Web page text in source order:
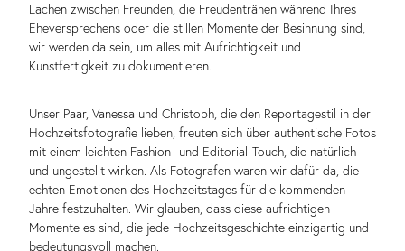
Lachen zwischen Freunden, die Freudentränen während Ihres
Eheversprechens oder die stillen Momente der Besinnung sind,
wir werden da sein, um alles mit Aufrichtigkeit und
Kunstfertigkeit zu dokumentieren.
Unser Paar, Vanessa und Christoph, die den Reportagestil in der
Hochzeitsfotografie lieben, freuten sich über authentische Fotos
mit einem leichten Fashion- und Editorial-Touch, die natürlich
und ungestellt wirken. Als Fotografen waren wir dafür da, die
echten Emotionen des Hochzeitstages für die kommenden
Jahre festzuhalten. Wir glauben, dass diese aufrichtigen
Momente es sind, die jede Hochzeitsgeschichte einzigartig und
bedeutungsvoll machen.